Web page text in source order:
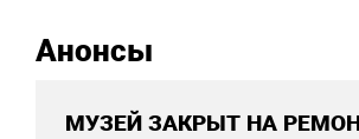
Анонсы
МУЗЕЙ ЗАКРЫТ НА